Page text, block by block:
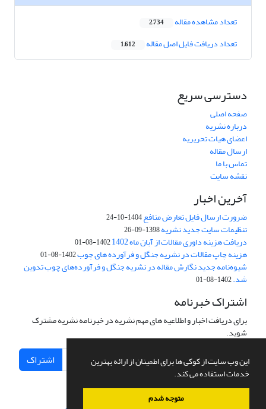
این وب سایت از کوکی ها برای اطمینان از ارائه بهترین
خدمات استفاده می کند.
متوجه شدم
تعداد مشاهده مقاله 2,734
تعداد دریافت فایل اصل مقاله 1,612
دسترسی سریع
صفحه اصلی
درباره نشریه
اعضای هیات تحریریه
ارسال مقاله
تماس با ما
نقشه سایت
آخرین اخبار
ضرورت ارسال فایل تعارض منافع1404-10-24
تنظیمات سایت جدید نشریه1398-09-26
دریافت هزینه داوری مقالات از آبان ماه 1402 1402-08-01
هزینه چاپ مقالات در نشریه جنگل و فرآورده های چوب1402-08-01
شیوه‌نامه جدید نگارش مقاله در نشریه جنگل و فرآورده‌های چوب تدوین
شد.1402-08-01
اشتراک خبرنامه
برای دریافت اخبار و اطلاعیه های مهم نشریه در خبرنامه نشریه مشترک
شوید.
اشتراک